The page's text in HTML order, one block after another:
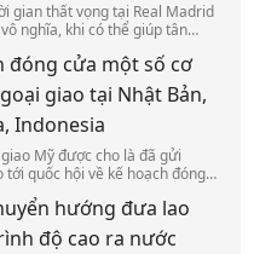
gian thất vọng tại Real Madrid
nghĩa, khi có thể giúp tân
năng lượng trước khi bắt đầu
mới ở Ngoại hạng Anh.
đóng cửa một số cơ
giao tại Nhật Bản,
Indonesia
Mỹ được cho là đã gửi
tới quốc hội về kế hoạch đóng
trong đó có cơ sở tại Nhật
Indonesia.
hướng đưa lao
độ cao ra nước